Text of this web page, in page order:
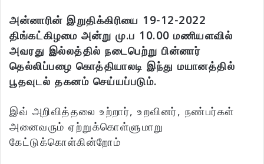
அன்னாரின் இறுதிக்கிரியை 19-12-2022
திங்கட்கிழமை அன்று மு.ப 10.00 மணியளவில்
அவரது இல்லத்தில் நடைபெற்று பின்னார்
தெல்லிப்பழை கொத்தியாலடி இந்து மயானத்தில்
பூதவுடல் தகனம் செய்யப்படும்.
இவ் அறிவித்தலை உற்றார், உறவினர், நண்பர்கள்
அனைவரும் ஏற்றுக்கொள்ளுமாறு
கேட்டுக்கொள்கின்றோம்